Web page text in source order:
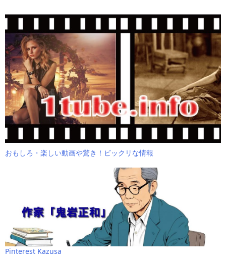
おもしろ・楽しい動画や驚き！ビックリな情報
Pinterest Kazusa